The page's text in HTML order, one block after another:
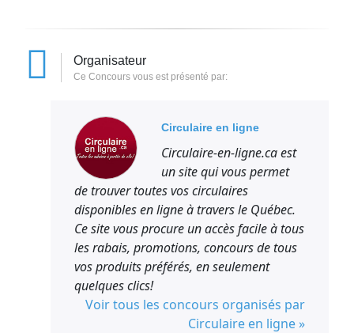
Organisateur
Ce Concours vous est présenté par:
Circulaire en ligne
Circulaire-en-ligne.ca est
un site qui vous permet
de trouver toutes vos circulaires
disponibles en ligne à travers le Québec.
Ce site vous procure un accès facile à tous
les rabais, promotions, concours de tous
vos produits préférés, en seulement
quelques clics!
Voir tous les concours organisés par
Circulaire en ligne »